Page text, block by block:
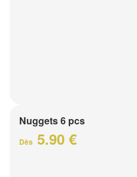
Nuggets 6 pcs
Dès 5.90 €